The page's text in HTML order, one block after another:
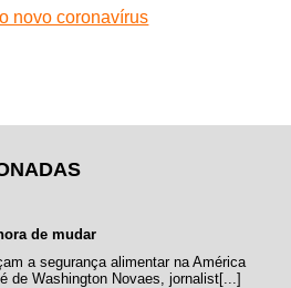
novo coronavírus
de mudar
a segurança alimentar na América
de Washington Novaes, jornalist[...]